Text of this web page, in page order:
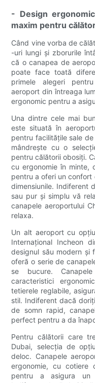
- Design
maxim pentru
Când vine vorba de
-uri lungi și zborurile
că o canapea de
poate face toată
primele alegeri
aeroport din întreaga
ergonomic pentru a
Una dintre cele mai
este situată în
pentru facilitățile sale
mândrește cu o
pentru călătorii obosiți.
cu ergonomie în minte,
pentru a oferi un
dimensiunile. Indiferent
sau pur și simplu vă
canapele aeroportului
relaxa.
Un alt aeroport cu
Internațional Incheon
designul său modern și
oferă o serie de
se bucure.
caracteristici
tetierele reglabile,
stil. Indiferent dacă
de somn rapid,
perfect pentru a da
Pentru călătorii care
Dubai, selecția de
deloc. Canapele
ergonomie, cu cotiere
pentru a asigura un